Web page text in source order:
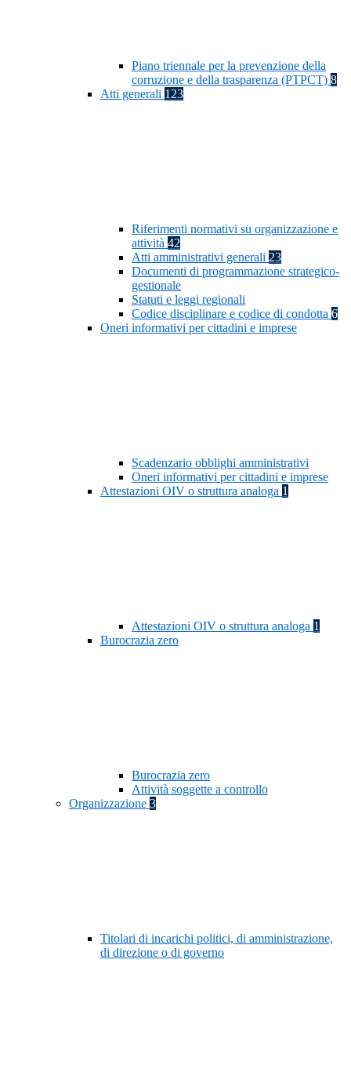
Piano triennale per la prevenzione della
corruzione e della trasparenza (PTPCT) 8
Atti generali 123
Riferimenti normativi su organizzazione e
attività 42
Atti amministrativi generali 23
Documenti di programmazione strategico-
gestionale
Statuti e leggi regionali
Codice disciplinare e codice di condotta 6
Oneri informativi per cittadini e imprese
Scadenzario obblighi amministrativi
Oneri informativi per cittadini e imprese
Attestazioni OIV o struttura analoga 1
Attestazioni OIV o struttura analoga 1
Burocrazia zero
Burocrazia zero
Attività soggette a controllo
Organizzazione 3
Titolari di incarichi politici, di amministrazione,
di direzione o di governo